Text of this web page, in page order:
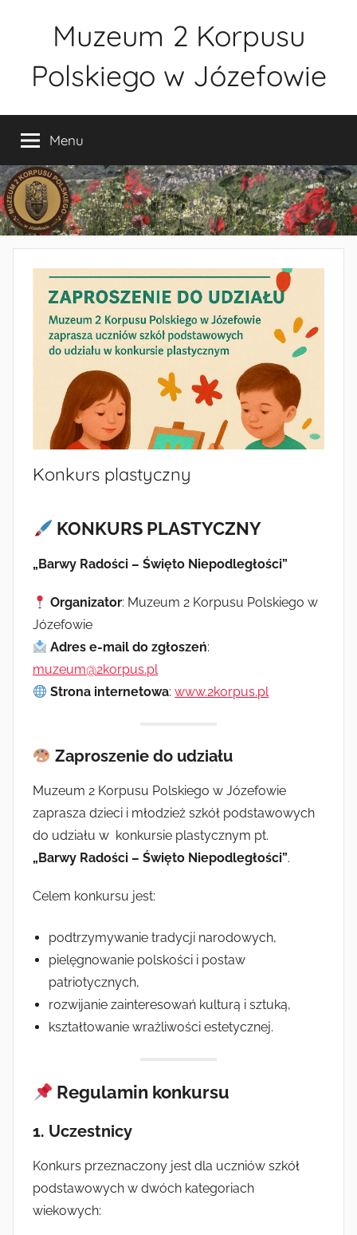
Muzeum 2 Korpusu
Polskiego w Józefowie
Korpusu
Polskiego
w
Józefowie
–
rezerwacja
Menu
Konkurs plastyczny
KONKURS PLASTYCZNY
„Barwy Radości – Święto Niepodległości”
Organizator: Muzeum 2 Korpusu Polskiego w
Józefowie
Adres e-mail do zgłoszeń:
muzeum@2korpus.pl
Strona internetowa:www.2korpus.pl
Zaproszenie do udziału
Muzeum 2 Korpusu Polskiego w Józefowie
zaprasza dzieci i młodzież szkół podstawowych
do udziału w konkursie plastycznym pt.
„Barwy Radości – Święto Niepodległości”.
Celem konkursu jest:
podtrzymywanie tradycji narodowych,
pielęgnowanie polskości i postaw
patriotycznych,
rozwijanie zainteresowań kulturą i sztuką,
kształtowanie wrażliwości estetycznej.
Regulamin konkursu
1. Uczestnicy
Konkurs przeznaczony jest dla uczniów szkół
podstawowych w dwóch kategoriach
wiekowych: